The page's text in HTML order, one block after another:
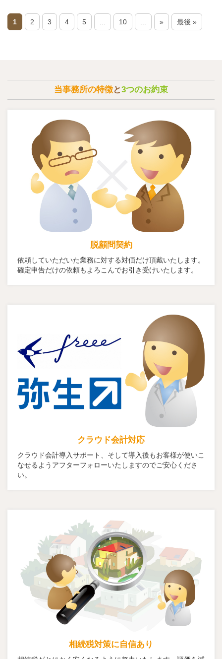
1 2 3 4 5 10 » 最後 »
当事務所の特徴と3つのお約束
脱顧問契約
依頼していただいた業務に対する対価だけ頂戴いたします。
確定申告だけの依頼もよろこんでお引き受けいたします。
クラウド会計対応
クラウド会計導入サポート、そして導入後もお客様が使いこ
なせるようアフターフォローいたしますのでご安心くださ
い。
相続税対策に自信あり